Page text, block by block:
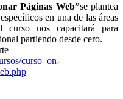
Páginas Web”se plantea
en una de las áreas
curso nos capacitará para
partiendo desde cero.
curso_on-